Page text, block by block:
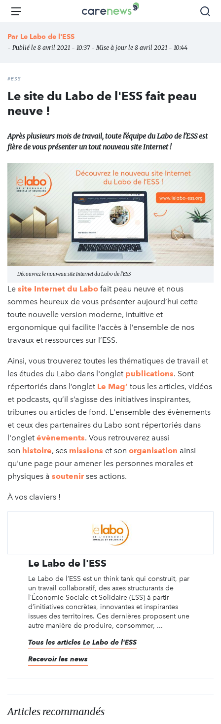
Aller
principal
Carenews,
des
Menu
Par Le Labo de l'ESS
- Publié le 8 avril 2021 - 10:37 - Mise à jour le 8 avril 2021 - 10:44
#ESS
Le site du Labo de l'ESS fait peau
neuve !
Après plusieurs mois de travail, toute l'équipe du Labo de l'ESS est
fière de vous présenter un tout nouveau site Internet !
Découvrez le nouveau site Internet du Labo de l'ESS
Le site Internet du Labo fait peau neuve et nous
sommes heureux de vous présenter aujourd’hui cette
toute nouvelle version moderne, intuitive et
ergonomique qui facilite l’accès à l’ensemble de nos
travaux et ressources sur l’ESS.
Ainsi, vous trouverez toutes les thématiques de travail et
les études du Labo dans l'onglet publications. Sont
répertoriés dans l’onglet Le Mag’ tous les articles, vidéos
et podcasts, qu’il s’agisse des initiatives inspirantes,
tribunes ou articles de fond. L'ensemble des évènements
et ceux des partenaires du Labo sont répertoriés dans
l'onglet évènements. Vous retrouverez aussi
son histoire, ses missions et son organisation ainsi
qu'une page pour amener les personnes morales et
physiques à soutenirses actions.
À vos claviers !
Le Labo de l'ESS
Le Labo de l’ESS est un think tank qui construit, par
un travail collaboratif, des axes structurants de
l’Économie Sociale et Solidaire (ESS) à partir
d’initiatives concrètes, innovantes et inspirantes
issues des territoires. Ces dernières proposent une
autre manière de produire, consommer, ...
Tous les articles Le Labo de l'ESS
Recevoir les news
Articles recommandés